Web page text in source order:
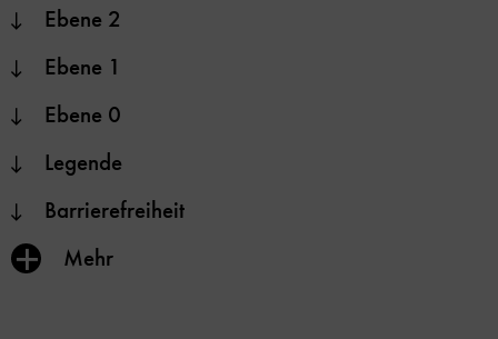
Ebene 2
Ebene 1
Ebene 0
Legende
Barrierefreiheit
Inhalt
anzeigen/verbergen
Mehr